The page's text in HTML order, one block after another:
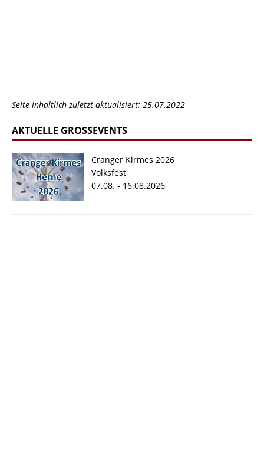
Seite inhaltlich zuletzt aktualisiert: 25.07.2022
AKTUELLE GROSSEVENTS
Cranger Kirmes 2026
Volksfest
07.08. - 16.08.2026